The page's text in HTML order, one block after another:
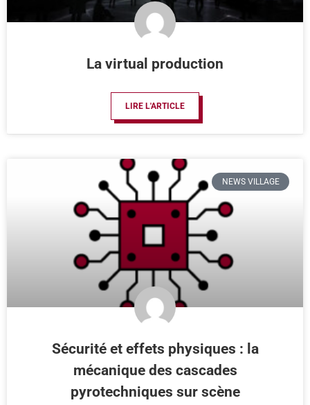
La virtual production
LIRE L'ARTICLE
NEWS VILLAGE
Sécurité et effets physiques : la
mécanique des cascades
pyrotechniques sur scène